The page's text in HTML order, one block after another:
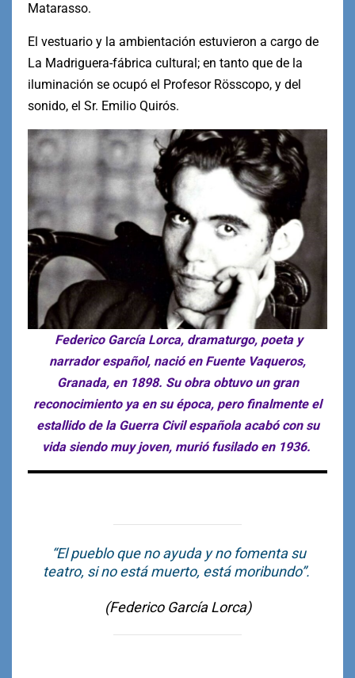
Matarasso.
El vestuario y la ambientación estuvieron a cargo de
La Madriguera-fábrica cultural; en tanto que de la
iluminación se ocupó el Profesor Rösscopo, y del
sonido, el Sr. Emilio Quirós.
Federico García Lorca, dramaturgo, poeta y
narrador español, nació en Fuente Vaqueros,
Granada, en 1898. Su obra obtuvo un gran
reconocimiento ya en su época, pero finalmente el
estallido de la Guerra Civil española acabó con su
vida siendo muy joven, murió fusilado en 1936.
“El pueblo que no ayuda y no fomenta su
teatro, si no está muerto, está moribundo”.
(Federico García Lorca)